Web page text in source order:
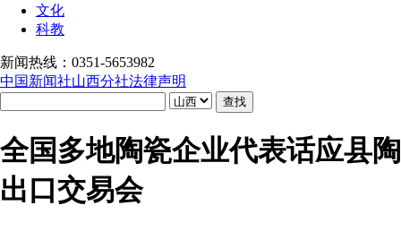
文化
科教
新闻热线：0351-5653982
中国新闻社山西分社法律声明
全国多地陶瓷企业代表话应县
出口交易会